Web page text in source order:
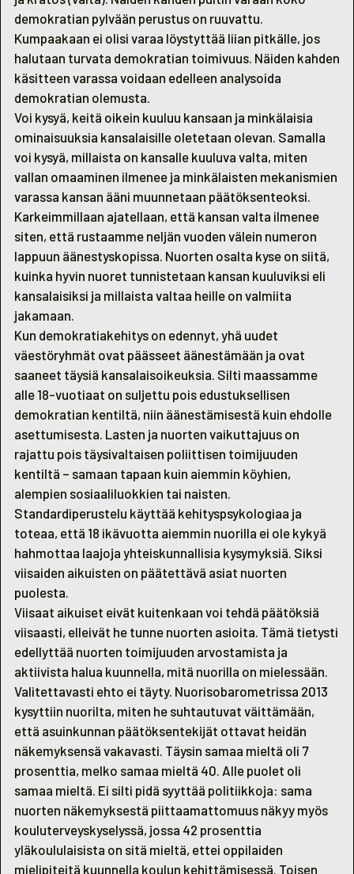
demokratian pylvään perustus on ruuvattu.
Kumpaakaan ei olisi varaa löystyttää liian pitkälle, jos
halutaan turvata demokratian toimivuus. Näiden kahden
käsitteen varassa voidaan edelleen analysoida
demokratian olemusta.
Voi kysyä, keitä oikein kuuluu kansaan ja minkälaisia
ominaisuuksia kansalaisille oletetaan olevan. Samalla
voi kysyä, millaista on kansalle kuuluva valta, miten
vallan omaaminen ilmenee ja minkälaisten mekanismien
varassa kansan ääni muunnetaan päätöksenteoksi.
Karkeimmillaan ajatellaan, että kansan valta ilmenee
siten, että rustaamme neljän vuoden välein numeron
lappuun äänestyskopissa. Nuorten osalta kyse on siitä,
kuinka hyvin nuoret tunnistetaan kansan kuuluviksi eli
kansalaisiksi ja millaista valtaa heille on valmiita
jakamaan.
Kun demokratiakehitys on edennyt, yhä uudet
väestöryhmät ovat päässeet äänestämään ja ovat
saaneet täysiä kansalaisoikeuksia. Silti maassamme
alle 18-vuotiaat on suljettu pois edustuksellisen
demokratian kentiltä, niin äänestämisestä kuin ehdolle
asettumisesta. Lasten ja nuorten vaikuttajuus on
rajattu pois täysivaltaisen poliittisen toimijuuden
kentiltä – samaan tapaan kuin aiemmin köyhien,
alempien sosiaaliluokkien tai naisten.
Standardiperustelu käyttää kehityspsykologiaa ja
toteaa, että 18 ikävuotta aiemmin nuorilla ei ole kykyä
hahmottaa laajoja yhteiskunnallisia kysymyksiä. Siksi
viisaiden aikuisten on päätettävä asiat nuorten
puolesta.
Viisaat aikuiset eivät kuitenkaan voi tehdä päätöksiä
viisaasti, elleivät he tunne nuorten asioita. Tämä tietysti
edellyttää nuorten toimijuuden arvostamista ja
aktiivista halua kuunnella, mitä nuorilla on mielessään.
Valitettavasti ehto ei täyty. Nuorisobarometrissa 2013
kysyttiin nuorilta, miten he suhtautuvat väittämään,
että asuinkunnan päätöksentekijät ottavat heidän
näkemyksensä vakavasti. Täysin samaa mieltä oli 7
prosenttia, melko samaa mieltä 40. Alle puolet oli
samaa mieltä. Ei silti pidä syyttää politiikkoja: sama
nuorten näkemyksestä piittaamattomuus näkyy myös
kouluterveyskyselyssä, jossa 42 prosenttia
yläkoululaisista on sitä mieltä, ettei oppilaiden
mielipiteitä kuunnella koulun kehittämisessä. Toisen